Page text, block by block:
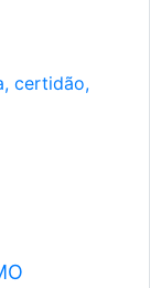
certidão,